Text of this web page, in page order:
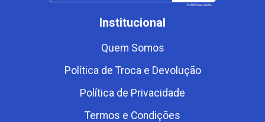
Institucional
Quem Somos
Política de Troca e Devolução
Política de Privacidade
Termos e Condições